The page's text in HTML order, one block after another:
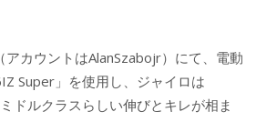
カウントはAlanSzabojr）にて、電動
Super」を使用し、ジャイロは
ドルクラスらしい伸びとキレが相ま